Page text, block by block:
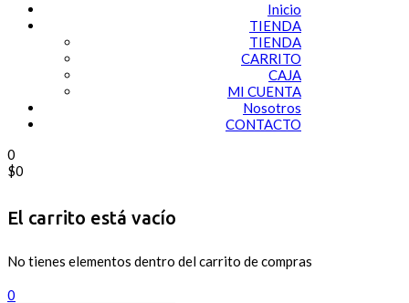
Inicio
TIENDA
TIENDA
CARRITO
CAJA
MI CUENTA
Nosotros
CONTACTO
0
$0
El carrito está vacío
No tienes elementos dentro del carrito de compras
0